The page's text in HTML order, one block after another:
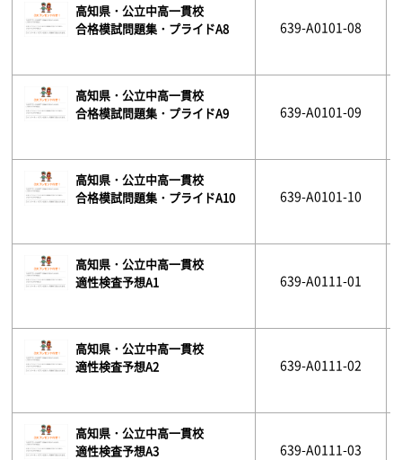
高知県・公立中高一貫校
合格模試問題集・プライドA8
639-A0101-08
高知県・公立中高一貫校
合格模試問題集・プライドA9
639-A0101-09
高知県・公立中高一貫校
合格模試問題集・プライドA10
639-A0101-10
高知県・公立中高一貫校
適性検査予想A1
639-A0111-01
高知県・公立中高一貫校
適性検査予想A2
639-A0111-02
高知県・公立中高一貫校
適性検査予想A3
639-A0111-03